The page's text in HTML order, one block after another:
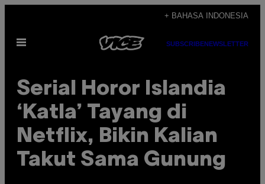
content
+ BAHASA INDONESIA
Open
SUBSCRIBENEWSLETTER
Serial Horor Islandia
‘Katla’ Tayang di
Netflix, Bikin Kalian
Takut Sama Gunung